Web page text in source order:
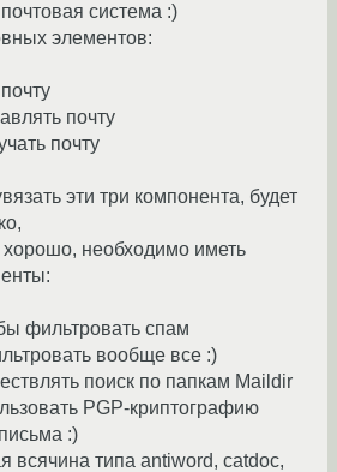
система :)
элементов:
почту
почту
эти три компонента, будет
необходимо иметь
фильтровать спам
вообще все :)
поиск по папкам Maildir
PGP-криптографию
:)
всячина типа antiword, catdoc,